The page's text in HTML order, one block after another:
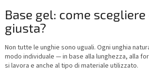
Base gel: come
giusta?
Non tutte le unghie sono uguali. Ogni unghia
modo individuale — in base alla lunghezza, alla
si lavora e anche al tipo di materiale utilizzato.